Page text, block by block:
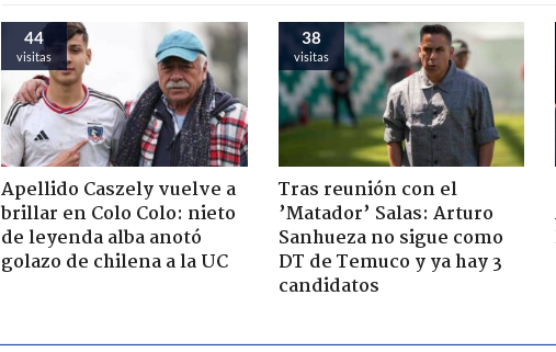
44
visitas
Apellido Caszely vuelve a
brillar en Colo Colo: nieto
de leyenda alba anotó
golazo de chilena a la UC
38
visitas
Tras reunión con el
’Matador’ Salas: Arturo
Sanhueza no sigue como
DT de Temuco y ya hay 3
candidatos